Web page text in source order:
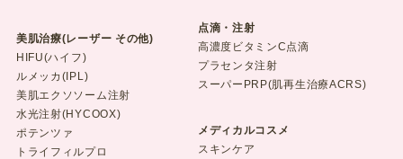
美肌治療(レーザー その他)
HIFU(ハイフ)
ルメッカ(IPL)
美肌エクソソーム注射
水光注射(HYCOOX)
ポテンツァ
トライフィルプロ
点滴・注射
高濃度ビタミンC点滴
プラセンタ注射
スーパーPRP(肌再生治療ACRS)
メディカルコスメ
スキンケア